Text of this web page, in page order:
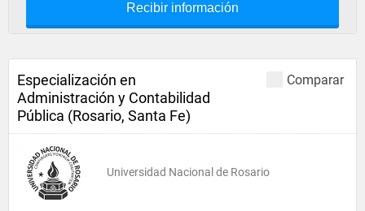
Recibir información
Comparar
Especialización en
Administración y Contabilidad
Pública (Rosario, Santa Fe)
Universidad Nacional de Rosario